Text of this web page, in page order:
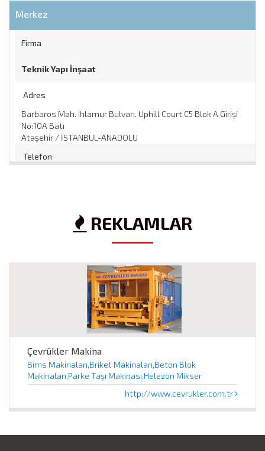
Merkez
Firma
Teknik Yapı İnşaat
Adres
Barbaros Mah. Ihlamur Bulvarı. Uphill Court C5 Blok A Girişi
No:10A Batı
Ataşehir / İSTANBUL-ANADOLU
Telefon
REKLAMLAR
Çevrükler Makina
Bims Makinaları,Briket Makinaları,Beton Blok
Makinaları,Parke Taşı Makinası,Helezon Mikser
http://www.cevrukler.com.tr